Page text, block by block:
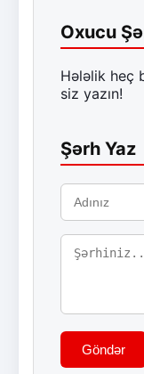
Oxucu
Hələlik heç
siz yazın!
Şərh Yaz
Göndər